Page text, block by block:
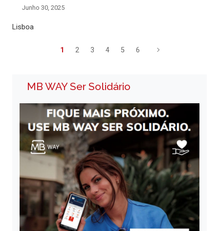
Junho 30, 2025
Lisboa
1 2 3 4 5 6
MB WAY Ser Solidário